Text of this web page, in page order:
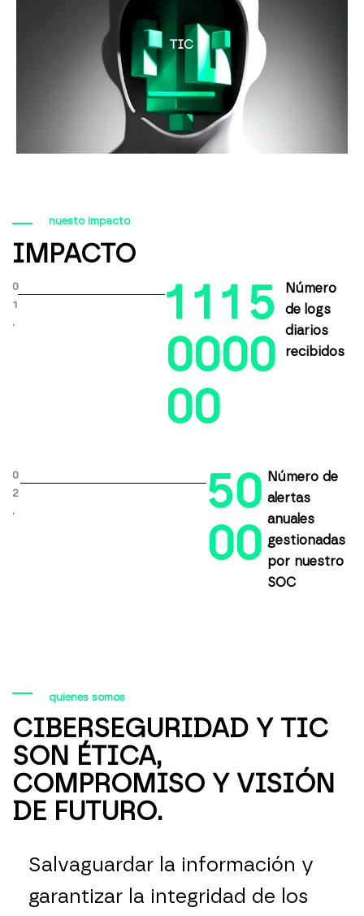
nuesto impacto
IMPACTO
0
1
.
1 1 1 5
0000
00
Número
de logs
diarios
recibidos
0
2
.
50
00
Número de
alertas
anuales
gestionadas
por nuestro
SOC
quienes somos
CIBERSEGURIDAD Y TIC
SON ÉTICA,
COMPROMISO Y VISIÓN
DE FUTURO.
Salvaguardar la información y
garantizar la integridad de los